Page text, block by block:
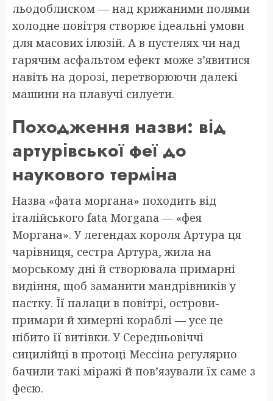
льодоблиском — над крижаними полями
холодне повітря створює ідеальні умови
для масових ілюзій. А в пустелях чи над
гарячим асфальтом ефект може з’явитися
навіть на дорозі, перетворюючи далекі
машини на плавучі силуети.
Походження назви: від
артурівської феї до
наукового терміна
Назва «фата моргана» походить від
італійського fata Morgana — «фея
Моргана». У легендах короля Артура ця
чарівниця, сестра Артура, жила на
морському дні й створювала примарні
видіння, щоб заманити мандрівників у
пастку. Її палаци в повітрі, острови-
примари й химерні кораблі — усе це
нібито її витівки. У Середньовіччі
сицилійці в протоці Мессіна регулярно
бачили такі міражі й пов’язували їх саме з
феєю.